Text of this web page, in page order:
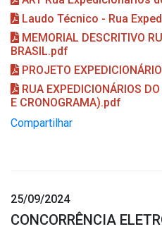
Laudo Técnico - Rua
MEMORIAL DESCRITIVO
BRASIL.pdf
PROJETO
RUA EXPEDICIONÁRIOS
E CRONOGRAMA).pdf
Compartilhar
25/09/2024
CONCORRÊNCIA